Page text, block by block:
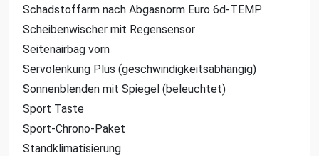
Schadstoffarm nach Abgasnorm Euro 6d-TEMP
Scheibenwischer mit Regensensor
Seitenairbag vorn
Servolenkung Plus (geschwindigkeitsabhängig)
Sonnenblenden mit Spiegel (beleuchtet)
Sport Taste
Sport-Chrono-Paket
Standklimatisierung